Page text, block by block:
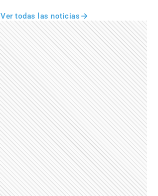
Ver todas las noticias